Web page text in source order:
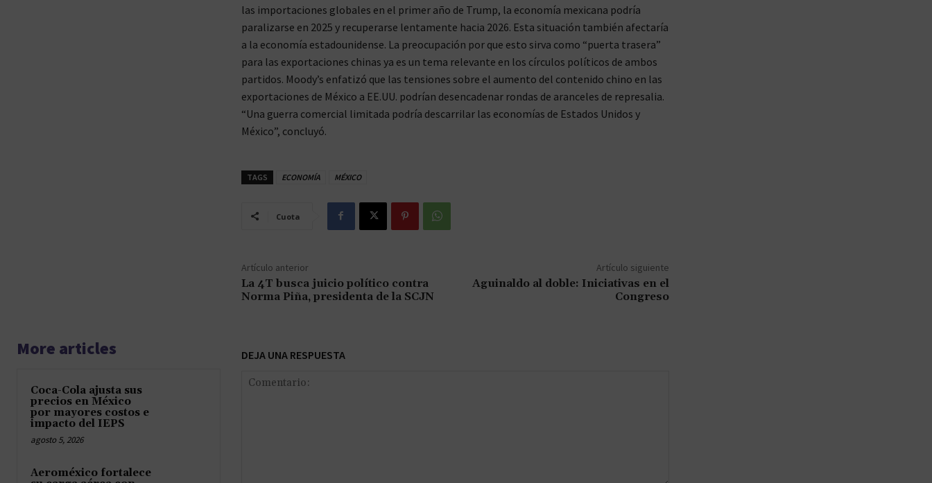
las importaciones globales en el primer año de Trump, la economía mexicana podría
paralizarse en 2025 y recuperarse lentamente hacia 2026. Esta situación también afectaría
a la economía estadounidense. La preocupación por que esto sirva como “puerta trasera”
para las exportaciones chinas ya es un tema relevante en los círculos políticos de ambos
partidos. Moody’s enfatizó que las tensiones sobre el aumento del contenido chino en las
exportaciones de México a EE.UU. podrían desencadenar rondas de aranceles de represalia.
“Una guerra comercial limitada podría descarrilar las economías de Estados Unidos y
México”, concluyó.
TAGS ECONOMÍA MÉXICO
Cuota
Artículo anterior
La 4T busca juicio político contra
Norma Piña, presidenta de la SCJN
Artículo siguiente
Aguinaldo al doble: Iniciativas en el
Congreso
More articles
Coca-Cola ajusta sus
precios en México
por mayores costos e
impacto del IEPS
agosto 5, 2026
Aeroméxico fortalece
DEJA UNA RESPUESTA